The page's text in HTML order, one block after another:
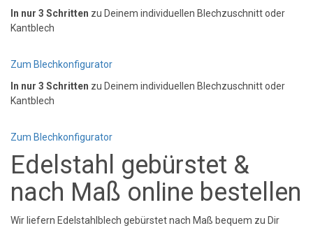
In nur 3 Schritten zu Deinem individuellen Blechzuschnitt oder
Kantblech
Zum Blechkonfigurator
In nur 3 Schritten zu Deinem individuellen Blechzuschnitt oder
Kantblech
Zum Blechkonfigurator
Edelstahl gebürstet &
nach Maß online bestellen
Wir liefern Edelstahlblech gebürstet nach Maß bequem zu Dir